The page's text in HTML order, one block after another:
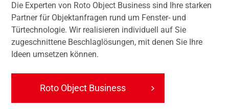
Die Experten von Roto Object Business sind Ihre starken
Partner für Objektanfragen rund um Fenster- und
Türtechnologie. Wir realisieren individuell auf Sie
zugeschnittene Beschlaglösungen, mit denen Sie Ihre
Ideen umsetzen können.
Roto Object Business